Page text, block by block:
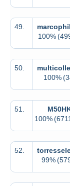
49.
100%
50.
100%
51.
100%
52.
99%